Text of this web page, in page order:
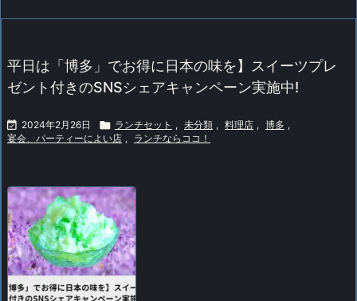
平日は「博多」でお得に日本の味を】スイーツプレ
ゼント付きのSNSシェアキャンペーン実施中!
 2024年2月26日  ランチセット , 未分類 , 料理店 , 博多 ,
宴会、パーティーによい店 , ランチならココ！